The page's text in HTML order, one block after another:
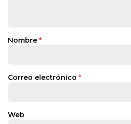
Nombre *
Correo electrónico *
Web